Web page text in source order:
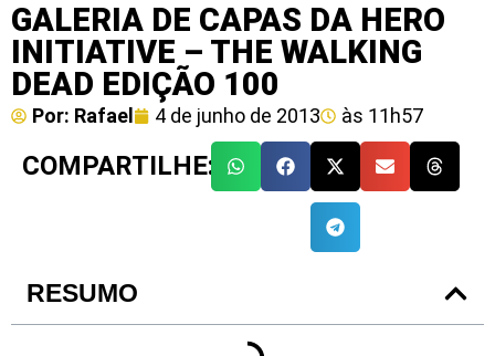
GALERIA DE CAPAS DA HERO
INITIATIVE – THE WALKING
DEAD EDIÇÃO 100
Por: Rafael 4 de junho de 2013 às 11h57
COMPARTILHE:
RESUMO